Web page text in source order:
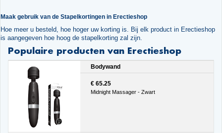
Maak gebruik van de Stapelkortingen in Erectieshop
Hoe meer u besteld, hoe hoger uw korting is. Bij elk product in Erectieshop
is aangegeven hoe hoog de stapelkorting zal zijn.
Populaire producten van Erectieshop
Bodywand
€ 65.25
Midnight Massager - Zwart